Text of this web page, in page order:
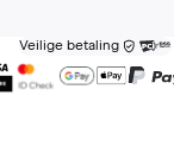
Veilige betaling